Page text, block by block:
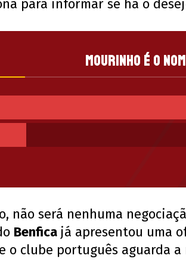
para informar se há o
Mourinho é o
não será nenhuma
Benfica já apresentou uma
o clube português aguarda a